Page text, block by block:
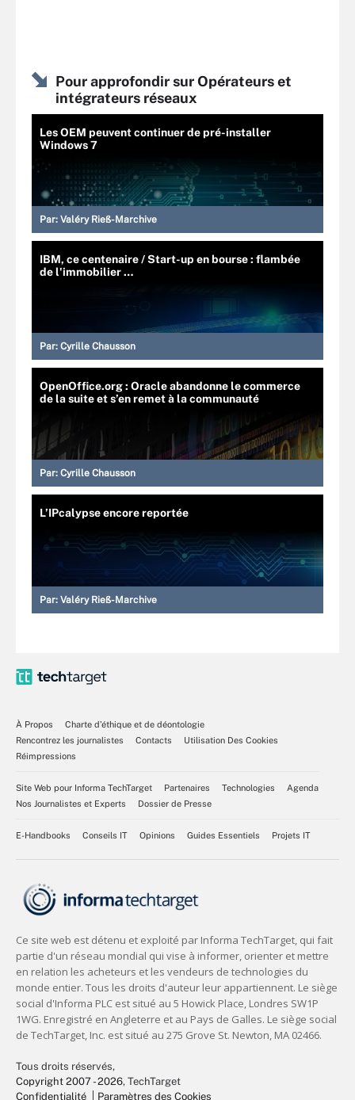
Pour approfondir sur Opérateurs et
intégrateurs réseaux
Les OEM peuvent continuer de pré-installer
Windows 7
Par: Valéry Rieß-Marchive
IBM, ce centenaire / Start-up en bourse : flambée
de l'immobilier …
Par: Cyrille Chausson
OpenOffice.org : Oracle abandonne le commerce
de la suite et s’en remet à la communauté
Par: Cyrille Chausson
L’IPcalypse encore reportée
Par: Valéry Rieß-Marchive
À Propos
Charte d’éthique et de déontologie
Rencontrez les journalistes
Contacts
Utilisation Des Cookies
Réimpressions
Site Web pour Informa TechTarget Partenaires Technologies
Agenda
Nos Journalistes et Experts
Dossier de Presse
E-Handbooks Conseils IT Opinions Guides Essentiels Projets IT
Tous droits réservés,
Copyright 2007 - 2026, TechTarget
Confidentialité
Paramètres des Cookies